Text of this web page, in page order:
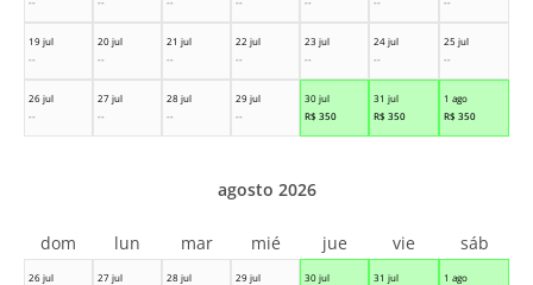
19 jul
--
20 jul
--
21 jul
--
22 jul
--
23 jul
--
24 jul
--
25 jul
--
26 jul
--
27 jul
--
28 jul
--
29 jul
--
30 jul
R$ 350
31 jul
R$ 350
1 ago
R$ 350
26 jul
27 jul
28 jul
29 jul
30 jul
31 jul
1 ago
agosto 2026
dom lun mar mié jue vie sáb